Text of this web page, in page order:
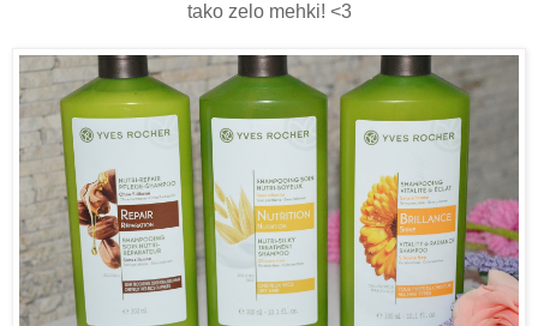
tako zelo mehki! <3